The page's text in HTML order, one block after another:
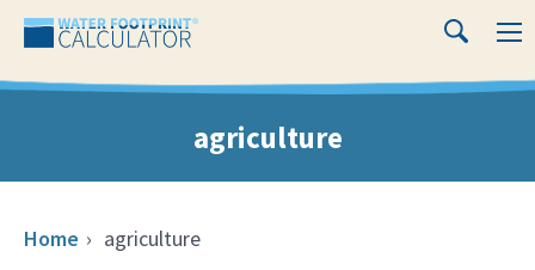
Water
Footprint
Close
agriculture
Home › agriculture